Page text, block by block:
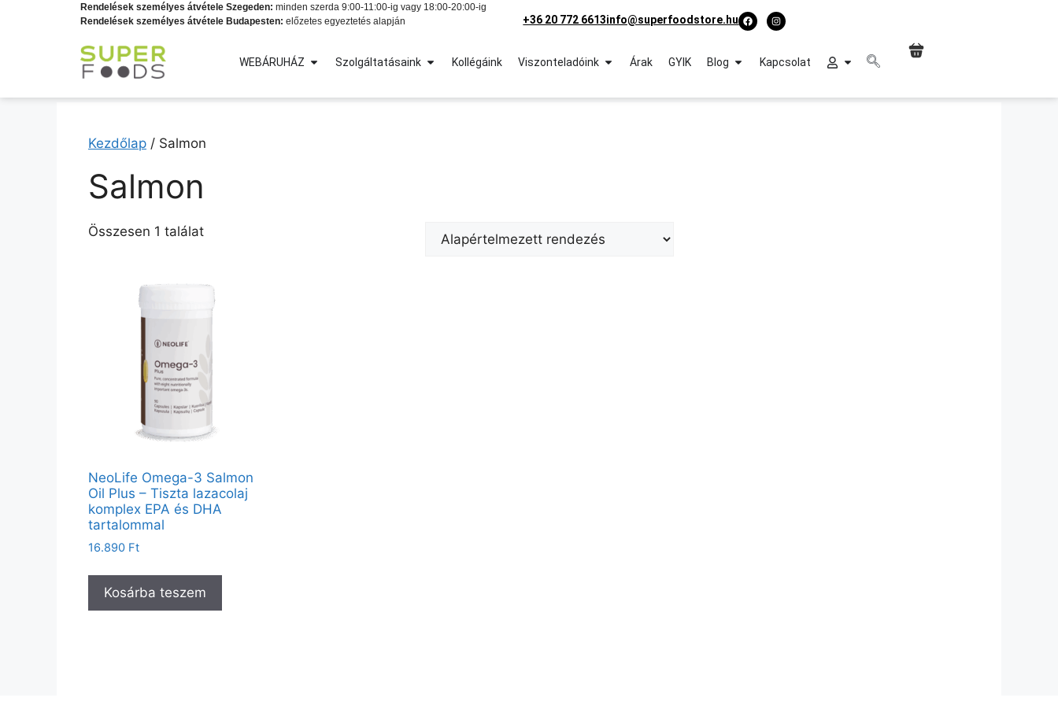
Rendelések személyes átvétele Szegeden: minden szerda 9:00-11:00-ig vagy 18:00-20:00-ig
Rendelések személyes átvétele Budapesten: előzetes egyeztetés alapján +36 20 772 6613info@superfoodstore.hu
WEBÁRUHÁZ Szolgáltatásaink Kollégáink Viszonteladóink Árak GYIK Blog Kapcsolat
Kezdőlap / Salmon
Salmon
Összesen 1 találat
NeoLife Omega-3 Salmon
Oil Plus – Tiszta lazacolaj
komplex EPA és DHA
tartalommal
16.890 Ft
Kosárba teszem